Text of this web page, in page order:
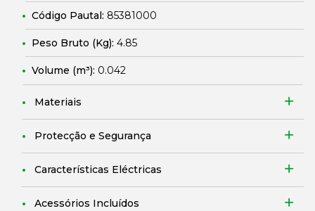
Código Pautal: 85381000
Peso Bruto (Kg): 4.85
Volume (m³): 0.042
Materiais
Protecção e Segurança
Características Eléctricas
Acessórios Incluídos